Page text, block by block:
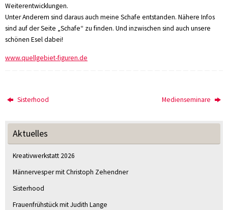
Weiterentwicklungen.
Unter Anderem sind daraus auch meine Schafe entstanden. Nähere Infos
sind auf der Seite „Schafe“ zu finden. Und inzwischen sind auch unsere
schönen Esel dabei!
www.quellgebiet-figuren.de
Sisterhood Medienseminare
Aktuelles
Kreativwerkstatt 2026
Männervesper mit Christoph Zehendner
Sisterhood
Frauenfrühstück mit Judith Lange